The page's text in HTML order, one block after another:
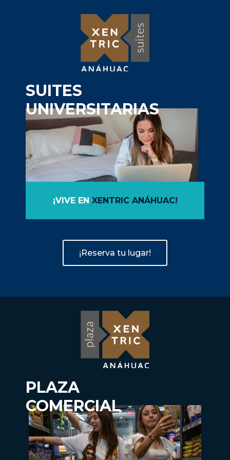
SUITES
UNIVERSITARIAS
¡VIVE EN XENTRIC ANÁHUAC!
¡Reserva tu lugar!
PLAZA
COMERCIAL